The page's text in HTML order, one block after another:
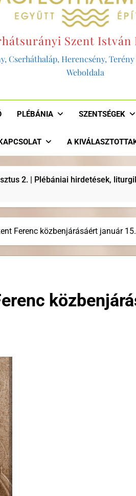
Szent István
Cserháthaláp, Herencsény,
Weboldala
PLÉBÁNIA SZENTSÉGEK
KAPCSOLAT A
liturgikus események
Ferenc közbenjárásáért január